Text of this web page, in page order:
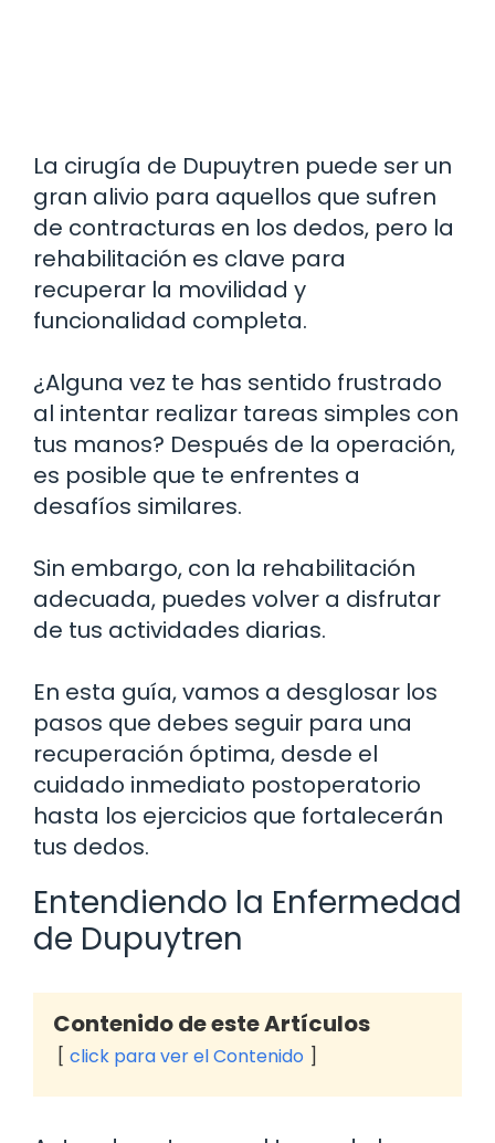
La cirugía de Dupuytren puede ser un
gran alivio para aquellos que sufren
de contracturas en los dedos, pero la
rehabilitación es clave para
recuperar la movilidad y
funcionalidad completa.
¿Alguna vez te has sentido frustrado
al intentar realizar tareas simples con
tus manos? Después de la operación,
es posible que te enfrentes a
desafíos similares.
Sin embargo, con la rehabilitación
adecuada, puedes volver a disfrutar
de tus actividades diarias.
En esta guía, vamos a desglosar los
pasos que debes seguir para una
recuperación óptima, desde el
cuidado inmediato postoperatorio
hasta los ejercicios que fortalecerán
tus dedos.
Entendiendo la Enfermedad
de Dupuytren
Contenido de este Artículos
click para ver el Contenido